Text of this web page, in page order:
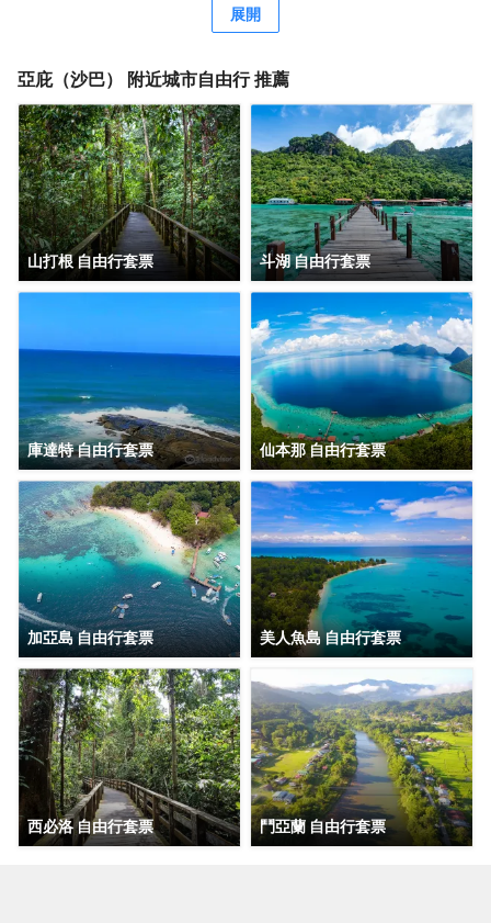
房，分別為高級房，豪華房等，並配有空調，房內保險箱，
有線或衞星頻道液晶電視等。酒店還提供多種類服務設施，
設施包括24小時前台服務，旅遊票務專櫃及服務，商務中
網絡。哥打京那巴魯豪麗勝酒店是差旅或休閒旅客在哥打京
那布魯市內理想的下榻之處之一。
展開
亞庇（沙巴） 附近城市自由行 推薦
山打根 自由行套票 斗湖 自由行套票
庫達特 自由行套票 仙本那 自由行套票
加亞島 自由行套票 美人魚島 自由行套票
西必洛 自由行套票 鬥亞蘭 自由行套票